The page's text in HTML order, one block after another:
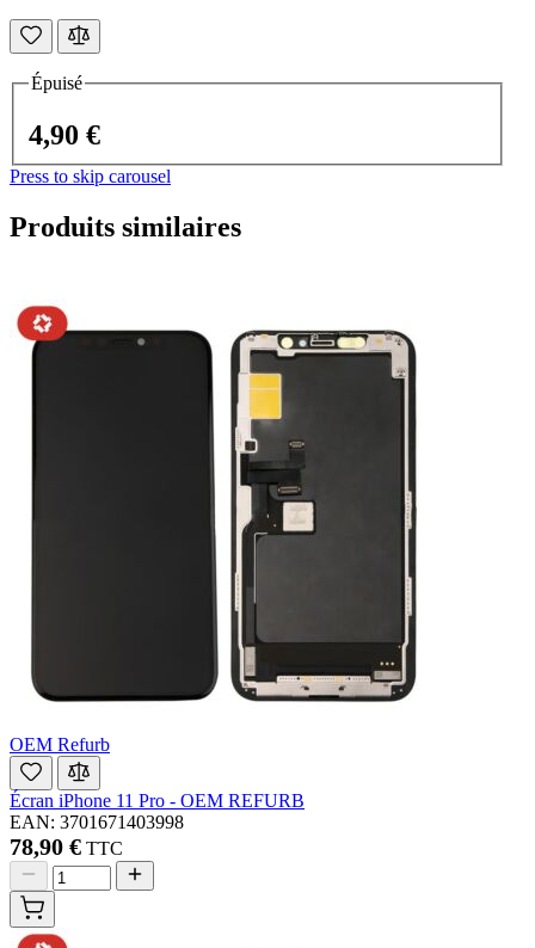
Épuisé
4,90 €
Press to skip carousel
Produits similaires
OEM Refurb
Écran iPhone 11 Pro - OEM REFURB
EAN: 3701671403998
78,90 € TTC